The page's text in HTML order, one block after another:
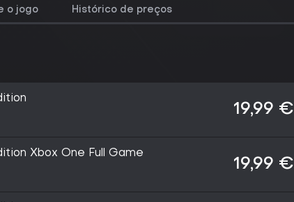
o jogo Histórico de preços
19,99 €
Xbox One Full Game
19,99 €